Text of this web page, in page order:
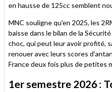
en hausse de 125cc semblent
MNC souligne qu'en 2025, les
baisse dans le bilan de la
choc, qui peut leur avoir profité,
renouer avec leurs scores
France deux fois plus de petites
1er semestre 2026 :